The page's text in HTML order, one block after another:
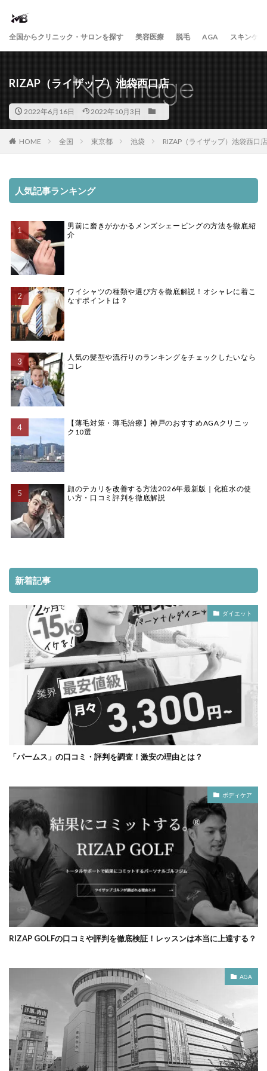
全国からクリニック・サロンを探す 美容医療 脱毛 AGA スキンケア
RIZAP（ライザップ）池袋西口店
2022年6月16日 2022年10月3日
HOME 全国 東京都 池袋 RIZAP（ライザップ）池袋西口店
人気記事ランキング
男前に磨きがかかるメンズシェービングの方法を徹底紹
介
ワイシャツの種類や選び方を徹底解説！オシャレに着こ
なすポイントは？
人気の髪型や流行りのランキングをチェックしたいなら
コレ
【薄毛対策・薄毛治療】神戸のおすすめAGAクリニッ
ク10選
顔のテカリを改善する方法2026年最新版｜化粧水の使
い方・口コミ評判を徹底解説
新着記事
ダイエット
「パームス」の口コミ・評判を調査！激安の理由とは？
ボディケア
RIZAP GOLFの口コミや評判を徹底検証！レッスンは本当に上達する？
AGA